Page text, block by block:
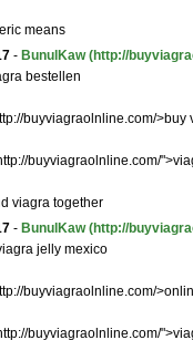
means
- BunulKaw (http://
bestellen
buyviagraolnline.com/>buy
buyviagraolnline.com/
viagra together
- BunulKaw (http://
jelly mexico
buyviagraolnline.com/
buyviagraolnline.com/